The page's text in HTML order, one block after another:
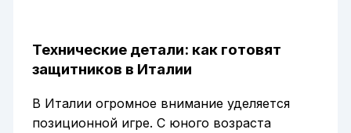
Технические детали: как готовят
защитников в Италии
В Италии огромное внимание уделяется
позиционной игре. С юного возраста